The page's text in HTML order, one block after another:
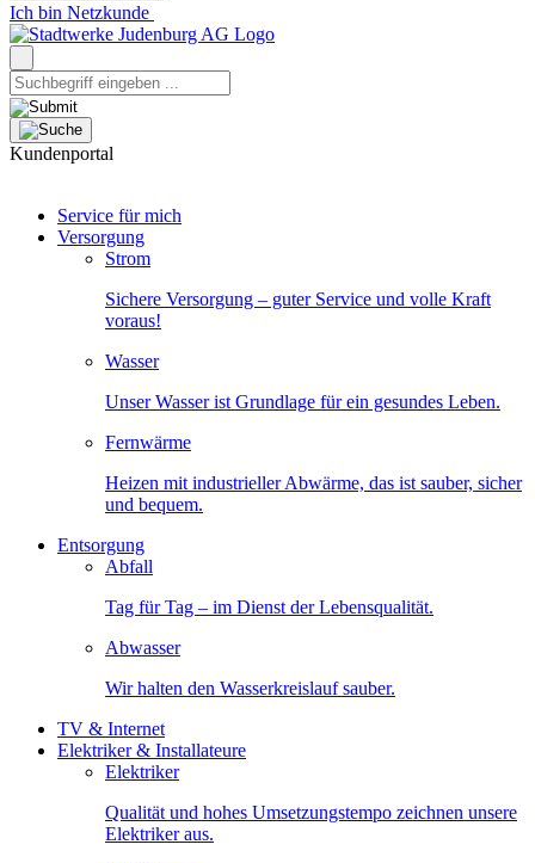
Ich bin Netzkunde
Kundenportal
Service für mich
Versorgung
Strom
Sichere Versorgung – guter Service und volle Kraft
voraus!
Wasser
Unser Wasser ist Grundlage für ein gesundes Leben.
Fernwärme
Heizen mit industrieller Abwärme, das ist sauber, sicher
und bequem.
Entsorgung
Abfall
Tag für Tag – im Dienst der Lebensqualität.
Abwasser
Wir halten den Wasserkreislauf sauber.
TV & Internet
Elektriker & Installateure
Elektriker
Qualität und hohes Umsetzungstempo zeichnen unsere
Elektriker aus.